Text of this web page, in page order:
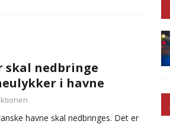
kan sende 400.000 kørsler over
skal nedbringe
i havne
havne skal nedbringes. Det er